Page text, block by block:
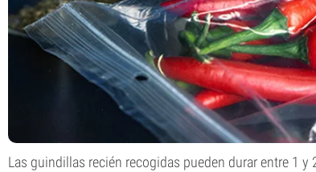
Las guindillas recién recogidas pueden durar entre 1 y